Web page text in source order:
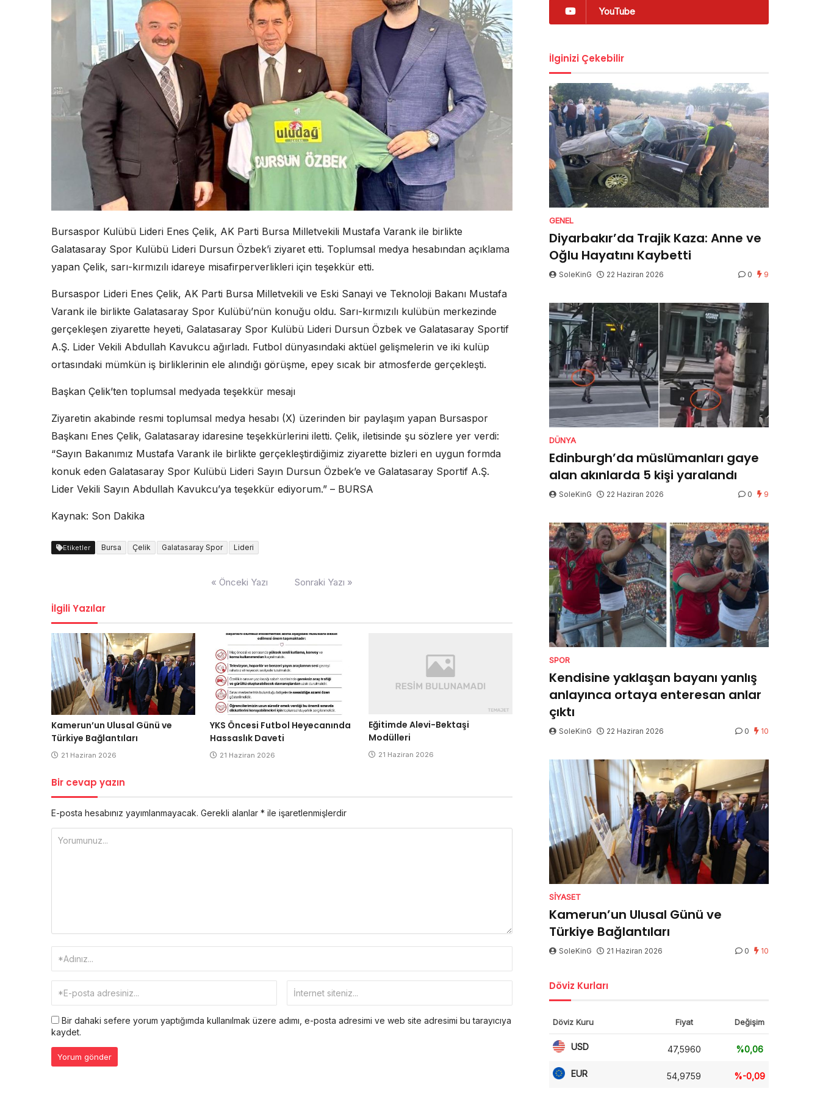
Bursaspor Kulübü Lideri Enes Çelik, AK Parti Bursa Milletvekili Mustafa Varank ile birlikte
Galatasaray Spor Kulübü Lideri Dursun Özbek’i ziyaret etti. Toplumsal medya hesabından açıklama
yapan Çelik, sarı-kırmızılı idareye misafirperverlikleri için teşekkür etti.
Bursaspor Lideri Enes Çelik, AK Parti Bursa Milletvekili ve Eski Sanayi ve Teknoloji Bakanı Mustafa
Varank ile birlikte Galatasaray Spor Kulübü’nün konuğu oldu. Sarı-kırmızılı kulübün merkezinde
gerçekleşen ziyarette heyeti, Galatasaray Spor Kulübü Lideri Dursun Özbek ve Galatasaray Sportif
A.Ş. Lider Vekili Abdullah Kavukcu ağırladı. Futbol dünyasındaki aktüel gelişmelerin ve iki kulüp
ortasındaki mümkün iş birliklerinin ele alındığı görüşme, epey sıcak bir atmosferde gerçekleşti.
Başkan Çelik’ten toplumsal medyada teşekkür mesajı
Ziyaretin akabinde resmi toplumsal medya hesabı (X) üzerinden bir paylaşım yapan Bursaspor
Başkanı Enes Çelik, Galatasaray idaresine teşekkürlerini iletti. Çelik, iletisinde şu sözlere yer verdi:
“Sayın Bakanımız Mustafa Varank ile birlikte gerçekleştirdiğimiz ziyarette bizleri en uygun formda
konuk eden Galatasaray Spor Kulübü Lideri Sayın Dursun Özbek’e ve Galatasaray Sportif A.Ş.
Lider Vekili Sayın Abdullah Kavukcu’ya teşekkür ediyorum.” – BURSA
Kaynak: Son Dakika
Etiketler Bursa Çelik Galatasaray Spor Lideri
« Önceki Yazı Sonraki Yazı »
İlgili Yazılar
Kamerun’un Ulusal Günü ve
Türkiye Bağlantıları
21 Haziran 2026
YKS Öncesi Futbol Heyecanında
Hassaslık Daveti
21 Haziran 2026
Eğitimde Alevi-Bektaşi
Modülleri
21 Haziran 2026
Bir cevap yazın
E-posta hesabınız yayımlanmayacak. Gerekli alanlar * ile işaretlenmişlerdir
Bir dahaki sefere yorum yaptığımda kullanılmak üzere adımı, e-posta adresimi ve web site adresimi bu tarayıcıya
kaydet.
YouTube
İlginizi Çekebilir
GENEL
Diyarbakır’da Trajik Kaza: Anne ve
Oğlu Hayatını Kaybetti
SoleKinG 22 Haziran 2026 0 9
DÜNYA
Edinburgh’da müslümanları gaye
alan akınlarda 5 kişi yaralandı
SoleKinG 22 Haziran 2026 0 9
SPOR
Kendisine yaklaşan bayanı yanlış
anlayınca ortaya enteresan anlar
çıktı
SoleKinG 22 Haziran 2026 0 10
SIYASET
Kamerun’un Ulusal Günü ve
Türkiye Bağlantıları
SoleKinG 21 Haziran 2026 0 10
Döviz Kurları
Döviz Kuru Fiyat Değişim
USD 47,5960 %0,06
EUR 54,9759 %-0,09